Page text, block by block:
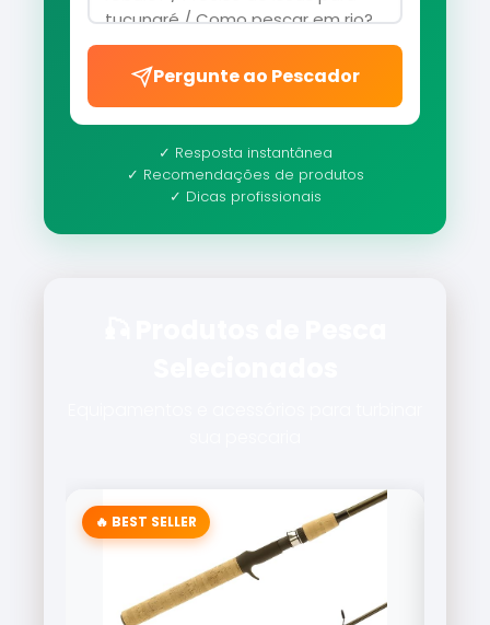
Pergunte ao Pescador
✓ Resposta instantânea
✓ Recomendações de produtos
✓ Dicas profissionais
🔥 BEST SELLER